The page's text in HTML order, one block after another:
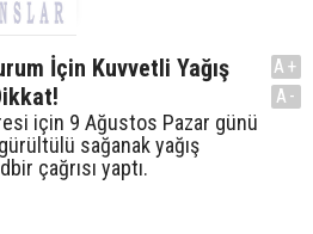
İçin Kuvvetli Yağış
için 9 Ağustos Pazar günü
sağanak yağış
çağrısı yaptı.
A+
A-